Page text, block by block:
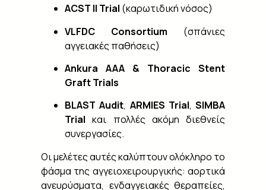
ACST II Trial (καρωτιδική νόσος)
VLFDC Consortium (σπάνιες
αγγειακές παθήσεις)
Ankura AAA & Thoracic Stent
Graft Trials
BLAST Audit, ARMIES Trial, SIMBA
Trial και πολλές ακόμη διεθνείς
συνεργασίες.
Οι μελέτες αυτές καλύπτουν ολόκληρο το
φάσμα της αγγειοχειρουργικής: αορτικά
ανευρύσματα, ενδαγγειακές θεραπείες,